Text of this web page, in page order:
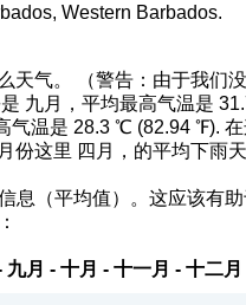
Western Barbados.
天气。 （警告：由于我们
九月，平均最高气温是
气温是 28.3 ℃ (82.94 ℉).
份这里 四月，的平均下雨
息（平均值）。这应该有
九月 - 十月 - 十一月 - 十二月